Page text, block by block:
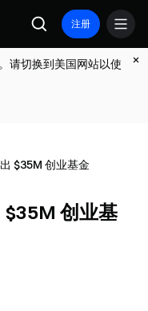
注册
请切换到美国网站以使
$35M 创业基金
$35M 创业基